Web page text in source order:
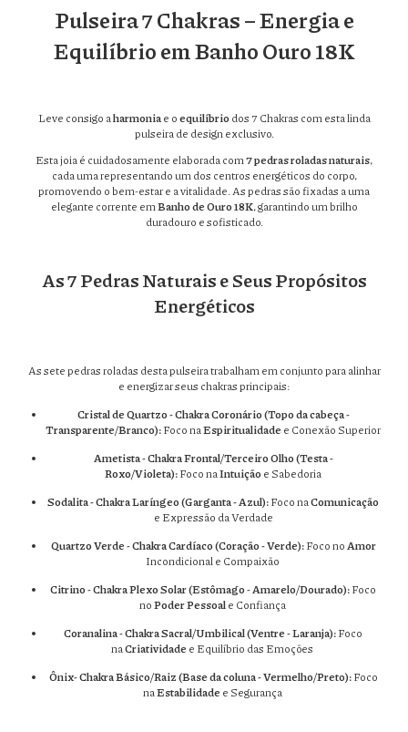
Pulseira 7 Chakras – Energia e
Equilíbrio em Banho Ouro 18K
Leve consigo aharmoniae oequilíbrio dos 7 Chakras com esta linda
pulseira de design exclusivo.
Esta joia é cuidadosamente elaborada com7 pedras roladas naturais,
cada uma representando um dos centros energéticos do corpo,
promovendo o bem-estar e a vitalidade. As pedras são fixadas a uma
elegante corrente emBanho de Ouro 18K, garantindo um brilho
duradouro e sofisticado.
As 7 Pedras Naturais e Seus Propósitos
Energéticos
As sete pedras roladas desta pulseira trabalham em conjunto para alinhar
e energizar seus chakras principais:
Cristal de Quartzo - Chakra Coronário (Topo da cabeça -
Transparente/Branco):Foco naEspiritualidade e Conexão Superior
Ametista - Chakra Frontal/Terceiro Olho (Testa -
Roxo/Violeta):Foco naIntuição e Sabedoria
Sodalita - Chakra Laríngeo (Garganta - Azul):Foco naComunicação
e Expressão da Verdade
Quartzo Verde - Chakra Cardíaco (Coração - Verde):Foco noAmor
Incondicional e Compaixão
Citrino - Chakra Plexo Solar (Estômago - Amarelo/Dourado):Foco
noPoder Pessoale Confiança
Coranalina - Chakra Sacral/Umbilical (Ventre - Laranja):Foco
naCriatividade e Equilíbrio das Emoções
Ônix- Chakra Básico/Raiz (Base da coluna - Vermelho/Preto):Foco
naEstabilidade e Segurança